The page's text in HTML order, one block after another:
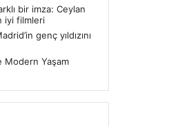
bir imza: Ceylan
iyi filmleri
genç yıldızını
Modern Yaşam